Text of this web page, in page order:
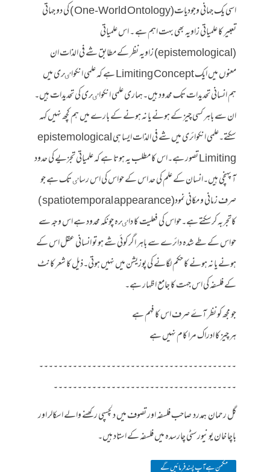
اسی یک جہانی وجودیات(One-World Ontology ) کی دو جہاتی
تعبیر کا علمیاتی زاویہ بھی بہت اہم ہے ۔ اس علمیاتی
(epistemological) زاویہ نظر کے مطابق شے فی الذات ان
معنوں میں ایک Limiting Concept ہے کہ علمی انکواٸری میں
ہم انسانی تحدیدات تک محدود ہیں۔ہماری علمی انکواٸری کی تحدیدات ہیں۔
ان سے باہر کسی چیز کے ہونے یا نہ ہونے کے بارے میں ہم کچھ نہیں کہہ
سکتے۔علمی انکوائری میں شے فی الذات ایسا ہی epistemological
Limiting تصور ہے۔اس کا مطلب یہ ہوتا ہے کہ علمیاتی تجزیے کی حدود
آ پہنچی ہیں۔انسان کے علم کی حد اس کے حواس کی اس رساٸ تک ہے جو
صرف زمانی و مکانی نمود(spatiotemporal appearance )
کاتجربہ کرسکتے ہے۔حواس کی فعلیت کا داٸرہ چونکہ محدود ہے اس وجہ سے
حواس کے طے شدہ دائرے سے باہر اگر کوئی شے ہو تو انسانی عقل اس کے
ہونے یا نہ ہونے کا حکم لگانے کی پوزیشن میں نہیں ہوتی۔ذیل کا شعر کانٹ
کے فلسفہ کی اس جہت کا جامع اظہار ہے۔
جو مجھ کو نظر آۓ صرف اس کا فہم ہے
ہر چیز کا ادراک مرا کام نہیں ہے
۔۔۔۔۔۔۔۔۔۔۔۔۔۔۔۔۔۔۔۔۔۔۔۔۔۔۔۔۔۔۔۔۔۔۔۔۔۔۔۔۔
۔۔۔۔۔۔۔۔۔۔۔۔۔۔۔۔۔۔۔۔۔۔۔۔۔۔۔۔۔۔۔۔۔۔۔۔۔۔
گل رحمان ہمدرد صاحب فلسفہ اور تصوف میں دلچسپی رکھنے والے اسکالر اور
باچا خان یونیورسٹی چارسدہ میں فلسفہ کے استاد ہیں۔
مکمن ہےآپ پسند فرمائیں گے